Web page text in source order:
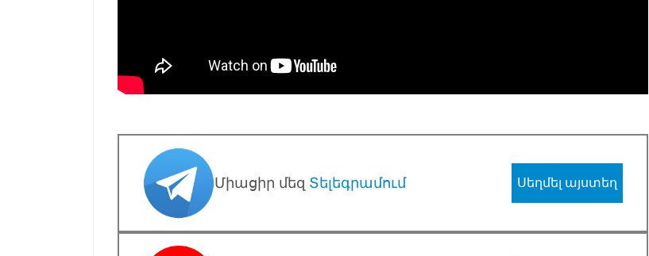
Միացիր մեզ Տելեգրամում Սեղմել այստեղ